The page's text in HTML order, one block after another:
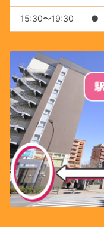
15:30〜19:30 ●